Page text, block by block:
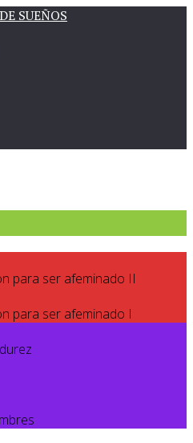
SUEÑOS
para ser afeminado II
para ser afeminado I